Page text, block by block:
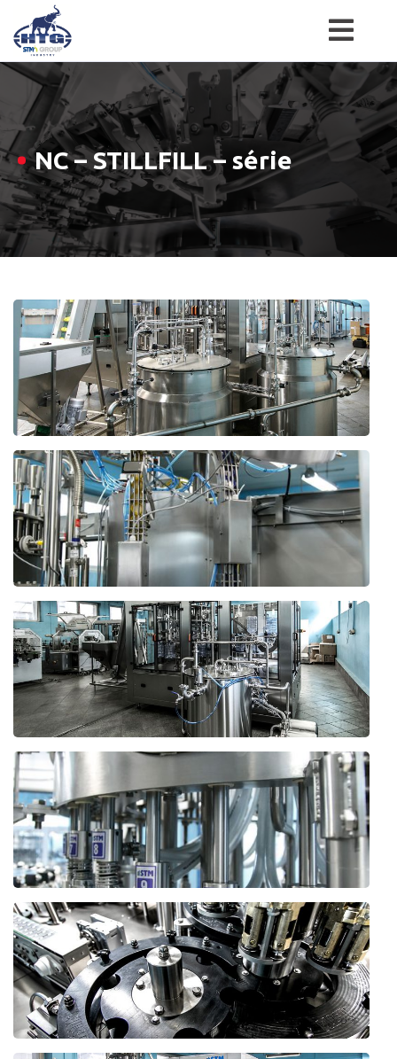
Skip
content
NC – STILLFILL – série